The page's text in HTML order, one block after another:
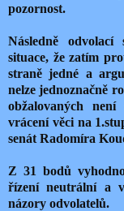
pozornost.
Následně
situace, že zatím
straně jedné a
nelze jednoznačně
obžalovaných
vrácení věci na
senát Radomíra
Z 31 bodů
řízení neutrální a
názory odvolatelů.